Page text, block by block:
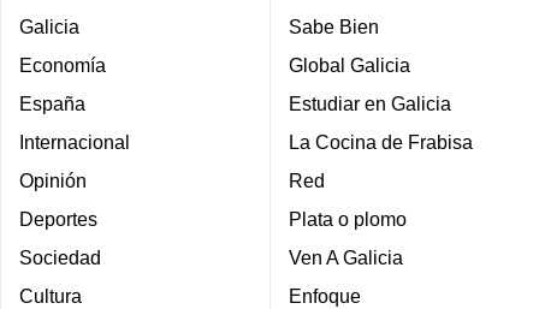
Galicia
Economía
España
Internacional
Opinión
Deportes
Sociedad
Cultura
Sabe Bien
Global Galicia
Estudiar en Galicia
La Cocina de Frabisa
Red
Plata o plomo
Ven A Galicia
Enfoque